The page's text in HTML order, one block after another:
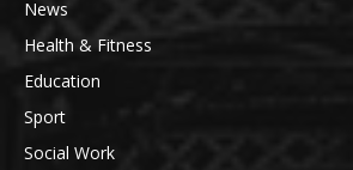
News
Health & Fitness
Education
Sport
Social Work